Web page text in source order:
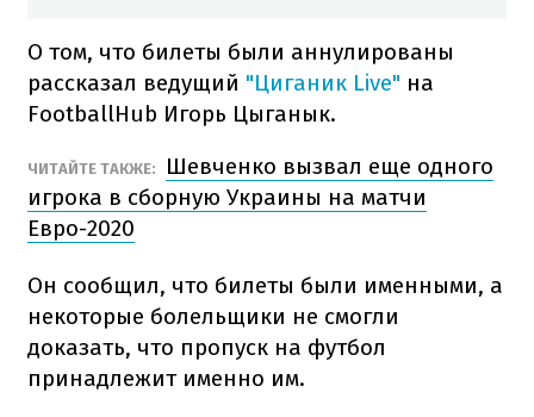
О том, что билеты были аннулированы
рассказал ведущий "Циганик Live" на
FootballHub Игорь Цыганык.
ЧИТАЙТЕ ТАКЖЕ:
Шевченко вызвал еще одного
игрока в сборную Украины на матчи
Евро-2020
Он сообщил, что билеты были именными, а
некоторые болельщики не смогли
доказать, что пропуск на футбол
принадлежит именно им.